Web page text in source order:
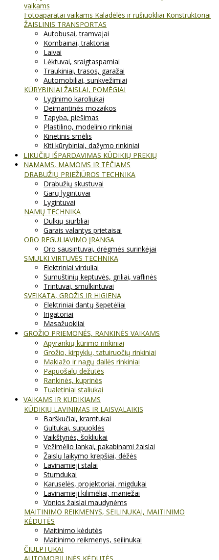
vaikams
Fotoaparatai vaikams Kaladėlės ir rūšiuokliai Konstruktoriai
ŽAISLINIS TRANSPORTAS
Autobusai, tramvajai
Kombainai, traktoriai
Laivai
Lėktuvai, sraigtasparniai
Traukiniai, trasos, garažai
Automobiliai, sunkvežimiai
KŪRYBINIAI ŽAISLAI, POMĖGIAI
Lyginimo karoliukai
Deimantinės mozaikos
Tapyba, piešimas
Plastilino, modelinio rinkiniai
Kinetinis smėlis
Kiti kūrybiniai, dažymo rinkiniai
LIKUČIŲ IŠPARDAVIMAS KŪDIKIŲ PREKIŲ
NAMAMS, MAMOMS IR TĖČIAMS
DRABUŽIŲ PRIEŽIŪROS TECHNIKA
Drabužių skustuvai
Garų lygintuvai
Lygintuvai
NAMŲ TECHNIKA
Dulkių siurbliai
Garais valantys prietaisai
ORO REGULIAVIMO ĮRANGA
Oro sausintuvai, drėgmės surinkėjai
SMULKI VIRTUVĖS TECHNIKA
Elektriniai virduliai
Sumuštinių keptuvės, griliai, vaflinės
Trintuvai, smulkintuvai
SVEIKATA, GROŽIS IR HIGIENA
Elektriniai dantų šepetėliai
Irigatoriai
Masažuokliai
GROŽIO PRIEMONĖS, RANKINĖS VAIKAMS
Apyrankių kūrimo rinkiniai
Grožio, kirpyklų, tatuiruočių rinkiniai
Makiažo ir nagų dailės rinkiniai
Papuošalų dėžutės
Rankinės, kuprinės
Tualetiniai staliukai
VAIKAMS IR KŪDIKIAMS
KŪDIKIŲ LAVINIMAS IR LAISVALAIKIS
Barškučiai, kramtukai
Gultukai, supuoklės
Vaikštynės, šokliukai
Vežimėlio lankai, pakabinami žaislai
Žaislų laikymo krepšiai, dėžės
Lavinamieji stalai
Stumdukai
Karuselės, projektoriai, migdukai
Lavinamieji kilimėliai, maniežai
Vonios žaislai maudynėms
MAITINIMO REIKMENYS, SEILINUKAI, MAITINIMO
KĖDUTĖS
Maitinimo kėdutės
Maitinimo reikmenys, seilinukai
ČIULPTUKAI
AUTOMOBILINĖS KĖDUTĖS